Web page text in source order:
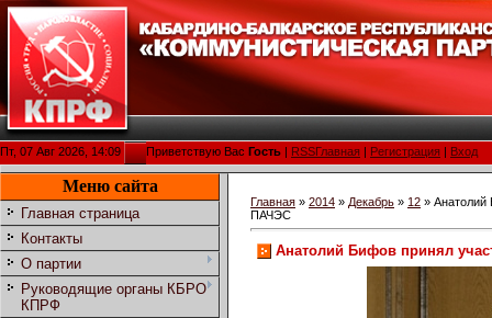
Пт, 07 Авг 2026, 14:09 Приветствую Вас Гость RSSГлавная Регистрация Вход
Меню сайта
Главная страница
Контакты
О партии
Руководящие органы КБРО
КПРФ
Главная » 2014 » Декабрь » 12 » Анатолий
ПАЧЭС
Анатолий Бифов принял